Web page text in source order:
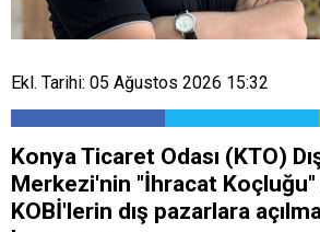
Ekl. Tarihi: 05 Ağustos 2026 15:32
Konya Ticaret Odası (KTO)
Merkezi'nin "İhracat
KOBİ'lerin dış pazarlara